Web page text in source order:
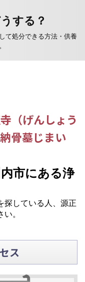
する？
て処分できる方法・供養
（げんしょう
骨墓じまい
市にある浄
探している人、源正
。
ス